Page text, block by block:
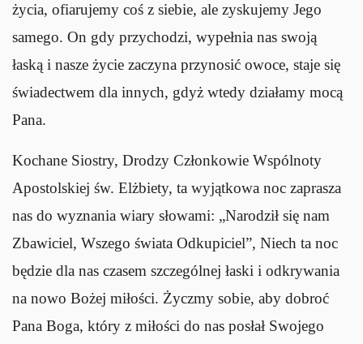
życia, ofiarujemy coś z siebie, ale zyskujemy Jego
samego. On gdy przychodzi, wypełnia nas swoją
łaską i nasze życie zaczyna przynosić owoce, staje się
świadectwem dla innych, gdyż wtedy działamy mocą
Pana.
Kochane Siostry, Drodzy Członkowie Wspólnoty
Apostolskiej św. Elżbiety, ta wyjątkowa noc zaprasza
nas do wyznania wiary słowami: „Narodził się nam
Zbawiciel, Wszego świata Odkupiciel”, Niech ta noc
będzie dla nas czasem szczególnej łaski i odkrywania
na nowo Bożej miłości. Życzmy sobie, aby dobroć
Pana Boga, który z miłości do nas posłał Swojego